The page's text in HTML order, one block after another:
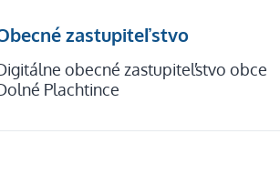
zastupiteľstvo
obecné zastupiteľstvo obce
Plachtince